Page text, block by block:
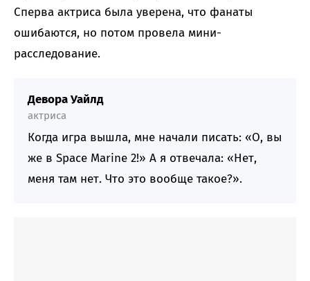
Сперва актриса была уверена, что фанаты
ошибаются, но потом провела мини-
расследование.
Девора Уайлд
актриса
Когда игра вышла, мне начали писать: «О, вы
же в Space Marine 2!» А я отвечала: «Нет,
меня там нет. Что это вообще такое?».